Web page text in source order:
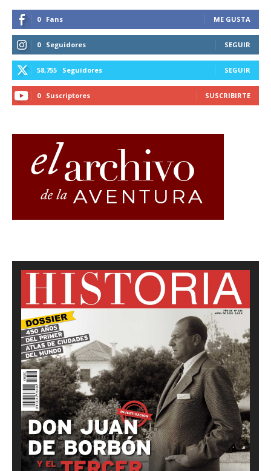
0 Fans ME GUSTA
0 Seguidores SEGUIR
58,755 Seguidores SEGUIR
0 Suscriptores SUSCRIBIRTE